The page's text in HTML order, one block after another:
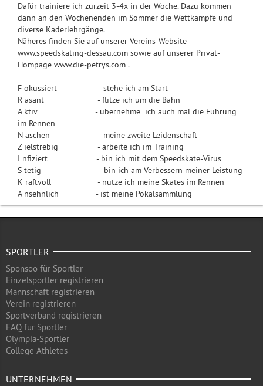
Dafür trainiere ich zurzeit 3-4x in der Woche. Dazu kommen
dann an den Wochenenden im Sommer die Wettkämpfe und
diverse Kaderlehrgänge.
Näheres finden Sie auf unserer Vereins-Website
www.speedskating-dessau.com sowie auf unserer Privat-
Hompage www.die-petrys.com .
F okussiert - stehe ich am Start
R asant - flitze ich um die Bahn
A ktiv - übernehme ich auch mal die Führung
im Rennen
N aschen - meine zweite Leidenschaft
Z ielstrebig - arbeite ich im Training
I nfiziert - bin ich mit dem Speedskate-Virus
S tetig - bin ich am Verbessern meiner Leistung
K raftvoll - nutze ich meine Skates im Rennen
A nsehnlich - ist meine Pokalsammlung
SPORTLER
Sponsoo für Sportler
Einzelsportler registrieren
Mannschaft registrieren
Verein registrieren
Sportverband registrieren
FAQ für Sportler
Olympia-Sportler
College Athletes
UNTERNEHMEN